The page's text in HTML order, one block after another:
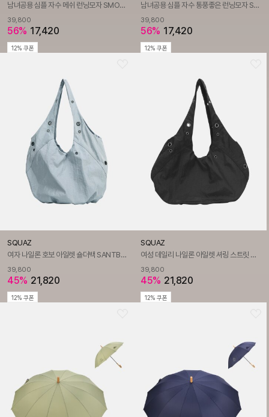
남녀공용 심플 자수 메쉬 런닝모자 SMO120
39,800
56% 17,420
12% 쿠폰
남녀공용 심플 자수 통풍좋은 런닝모자 SMO120
39,800
56% 17,420
12% 쿠폰
SQUAZ
여자 나일론 호보 아일렛 숄더백 SANTB005
39,800
45% 21,820
12% 쿠폰
SQUAZ
여성 데일리 나일론 아일렛 셔링 스트릿 볼륨 호보백 SANTB005
39,800
45% 21,820
12% 쿠폰